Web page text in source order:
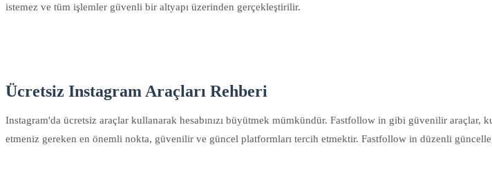
istemez ve tüm işlemler güvenli bir altyapı üzerinden gerçekleştirilir.
Ücretsiz Instagram Araçları Rehberi
Instagram'da ücretsiz araçlar kullanarak hesabınızı büyütmek mümkündür. Fastfollow in gibi güvenilir araçlar,
etmeniz gereken en önemli nokta, güvenilir ve güncel platformları tercih etmektir. Fastfollow in düzenli